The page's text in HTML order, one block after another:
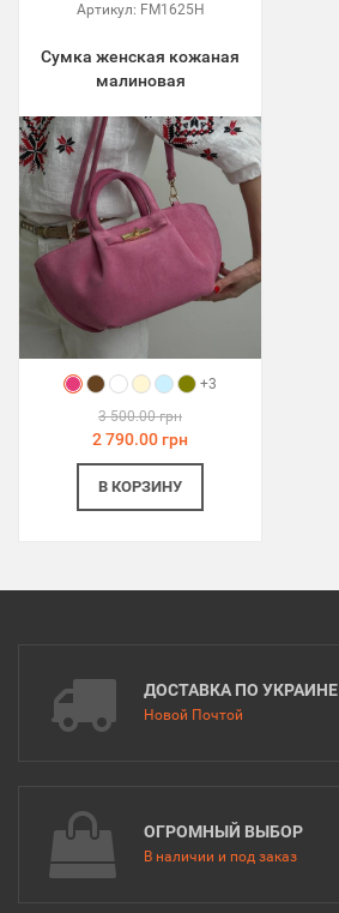
Артикул: FM1625H
Сумка женская кожаная
малиновая
+3
3 500.00 грн
2 790.00 грн
В КОРЗИНУ
ДОСТАВКА ПО УКРАИНЕ
Новой Почтой
ОГРОМНЫЙ ВЫБОР
В наличии и под заказ